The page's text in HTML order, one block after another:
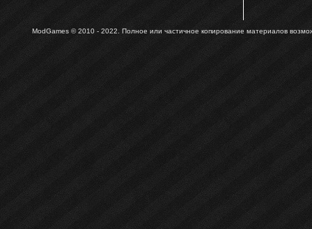
ModGames © 2010 - 2022. Полное или частичное копирование материалов